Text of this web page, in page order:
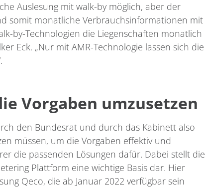
Auslesung mit walk-by möglich, aber der
somit monatliche Verbrauchsinformationen mit
by-Technologien die Liegenschaften monatlich
Eck. „Nur mit AMR-Technologie lassen sich die
Vorgaben umzusetzen
den Bundesrat und durch das Kabinett also
müssen, um die Vorgaben effektiv und
die passenden Lösungen dafür. Dabei stellt die
Plattform eine wichtige Basis dar. Hier
Qeco, die ab Januar 2022 verfügbar sein